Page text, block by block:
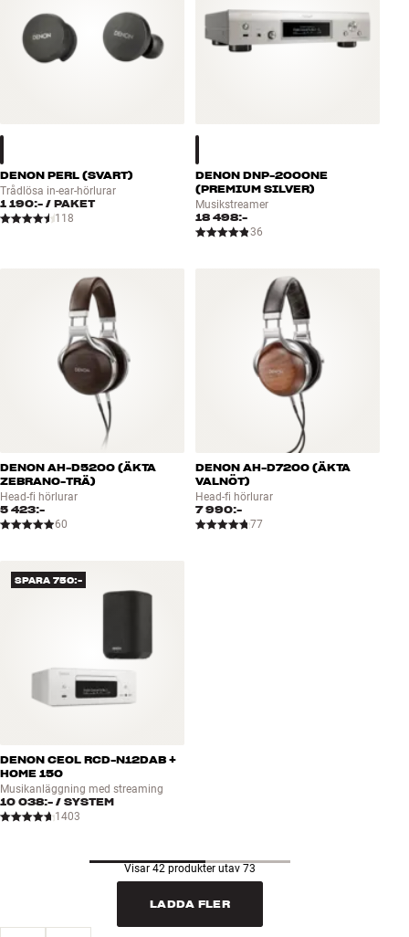
DENON PERL (SVART)
Trådlösa in-ear-hörlurar
1 190:- / PAKET
118
DENON DNP-2000NE
(PREMIUM SILVER)
Musikstreamer
18 498:-
36
DENON AH-D5200 (ÄKTA
ZEBRANO-TRÄ)
Head-fi hörlurar
5 423:-
60
DENON AH-D7200 (ÄKTA
VALNÖT)
Head-fi hörlurar
7 990:-
77
SPARA 750:-
DENON CEOL RCD-N12DAB +
HOME 150
Musikanläggning med streaming
10 038:- / SYSTEM
1403
Visar 42 produkter utav 73
LADDA FLER